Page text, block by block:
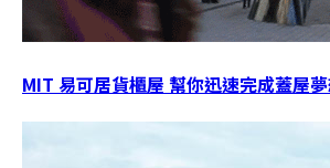
MIT 易可居貨櫃屋 幫你迅速完成蓋屋